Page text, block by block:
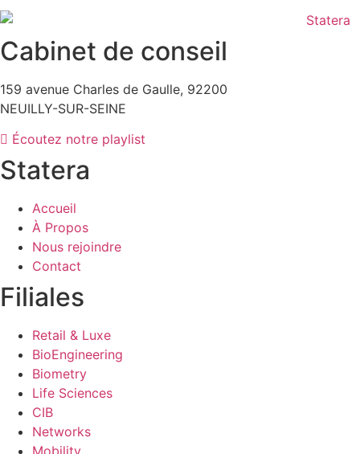
Cabinet de conseil
159 avenue Charles de Gaulle, 92200
NEUILLY-SUR-SEINE
Écoutez notre playlist
Statera
Accueil
À Propos
Nous rejoindre
Contact
Filiales
Retail & Luxe
BioEngineering
Biometry
Life Sciences
CIB
Networks
Mobility